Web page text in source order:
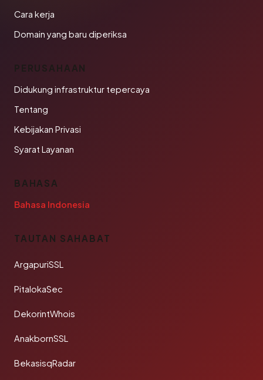
Cara kerja
Domain yang baru diperiksa
PERUSAHAAN
Didukung infrastruktur tepercaya
Tentang
Kebijakan Privasi
Syarat Layanan
BAHASA
Bahasa Indonesia
TAUTAN SAHABAT
ArgapuriSSL
PitalokaSec
DekorintWhois
AnakbornSSL
BekasisqRadar